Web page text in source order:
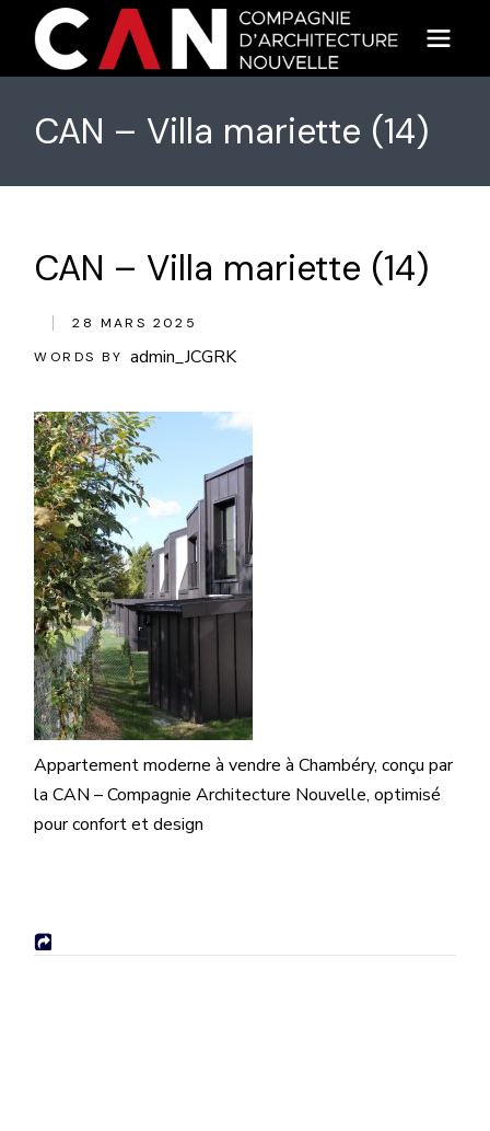
content
CAN – Villa mariette (14)
CAN – Villa mariette (14)
28 MARS 2025
WORDS BY admin_JCGRK
Appartement moderne à vendre à Chambéry, conçu par
la CAN – Compagnie Architecture Nouvelle, optimisé
pour confort et design